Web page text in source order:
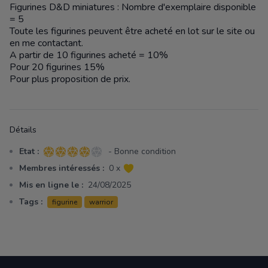
Description
Figurines D&D miniatures : Nombre d'exemplaire disponible
= 5
Toute les figurines peuvent être acheté en lot sur le site ou
en me contactant.
A partir de 10 figurines acheté = 10%
Pour 20 figurines 15%
Pour plus proposition de prix.
Détails
Etat : 4 sur 5 étoiles
- Bonne condition
Membres intéressés : 0 x
Mis en ligne le : 24/08/2025
Tags :
figurine warrior